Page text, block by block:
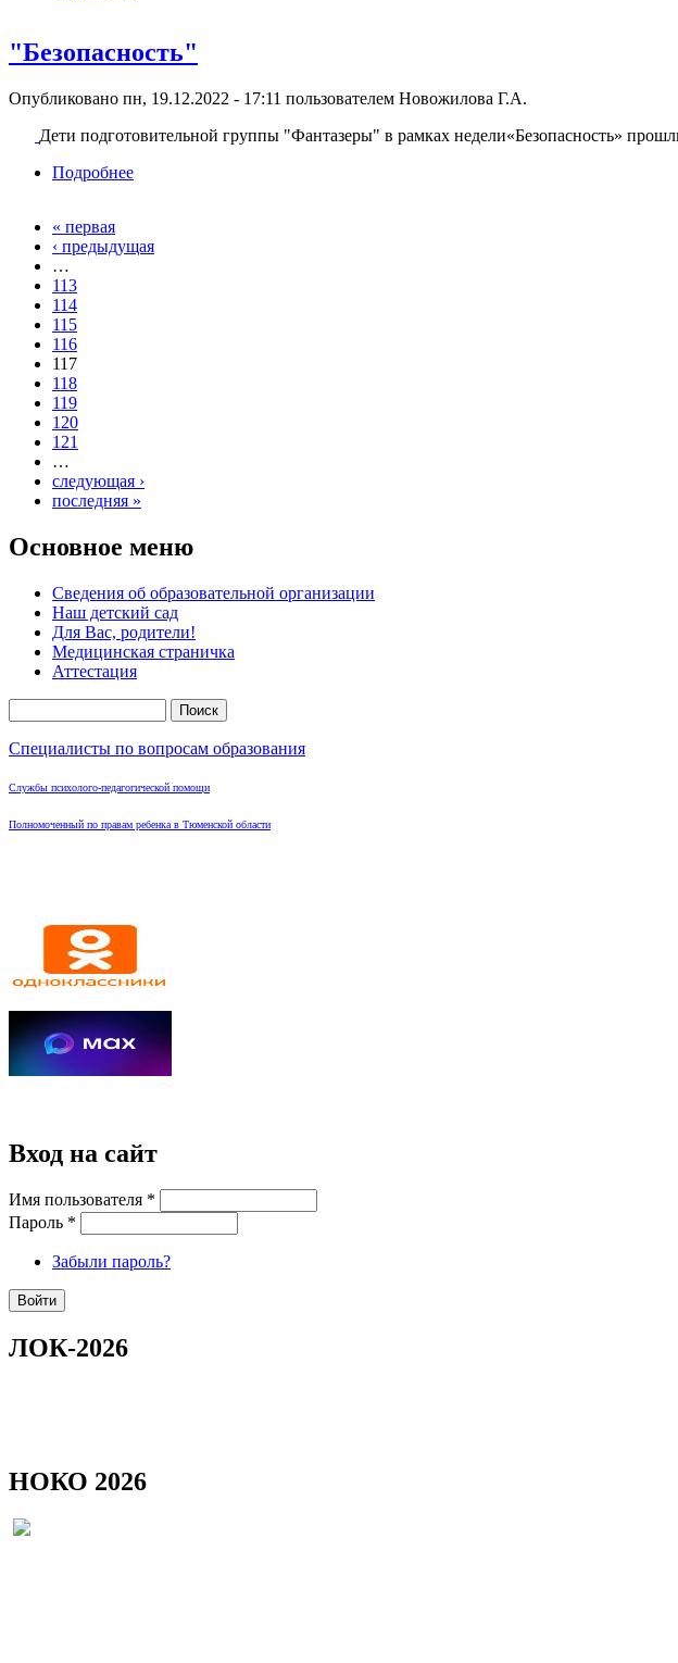
"Безопасность"
Опубликовано пн, 19.12.2022 - 17:11 пользователем Новожилова Г.А.
Дети подготовительной группы "Фантазеры" в рамках недели«Безопасность»
Подробнее
Страницы
« первая
‹ предыдущая
…
113
114
115
116
117
118
119
120
121
…
следующая ›
последняя »
Основное меню
Сведения об образовательной организации
Наш детский сад
Для Вас, родители!
Медицинская страничка
Аттестация
Специалисты по вопросам образования
Службы психолого-педагогической помощи
Полномоченный по правам ребенка в Тюменской области
Вход на сайт
Имя пользователя *
Пароль *
Забыли пароль?
ЛОК-2026
НОКО 2026